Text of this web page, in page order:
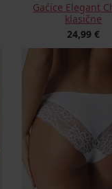
Gaćice Elegant
klasične
24,99 €